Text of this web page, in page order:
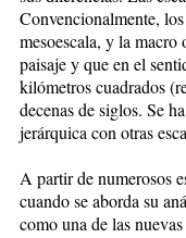
Convencionalmente,
mesoescala, y la macro
paisaje y que en el
kilómetros cuadrados
decenas de siglos. Se
jerárquica con otras
A partir de numerosos
cuando se aborda su
como una de las